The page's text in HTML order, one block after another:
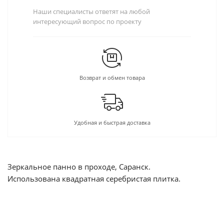
Наши специалисты ответят на любой
интересующий вопрос по проекту
Возврат и обмен товара
Удобная и быстрая доставка
Зеркальное панно в проходе, Саранск.
Использована квадратная серебристая плитка.